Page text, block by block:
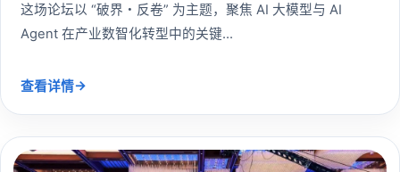
这场论坛以 “破界・反卷” 为主题，聚焦 AI 大模型与 AI
Agent 在产业数智化转型中的关键...
查看详情→